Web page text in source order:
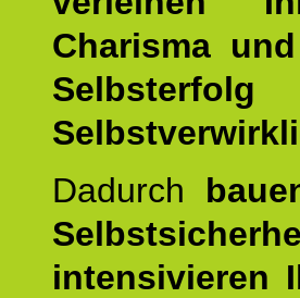
Charisma
Dadurch
intensivieren